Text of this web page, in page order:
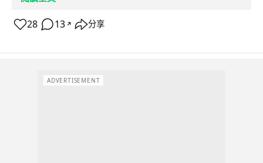
28 13 ↗ 分享
ADVERTISEMENT